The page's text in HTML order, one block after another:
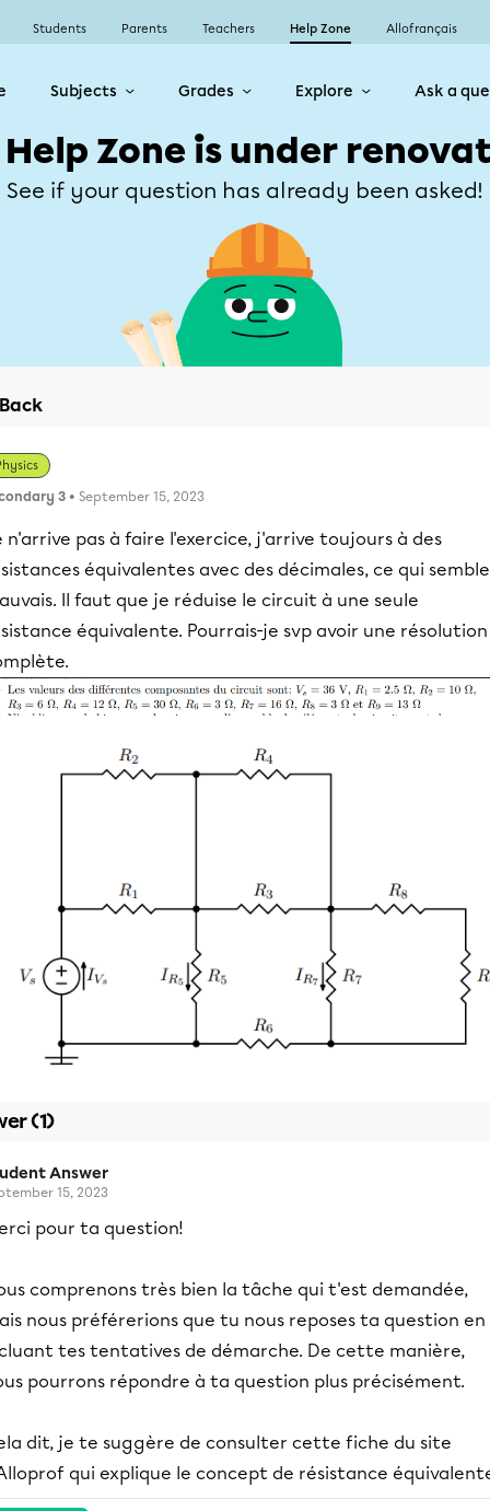
Students Parents Teachers Help Zone Allofrançais
Subjects Grades Explore Ask a
Help Zone is under
See if your question has already been asked!
Back
3 • September 15, 2023
n'arrive pas à faire l'exercice, j'arrive toujours à des
équivalentes avec des décimales, ce qui semble
Il faut que je réduise le circuit à une seule
équivalente. Pourrais-je svp avoir une résolution
(1)
Answer
15, 2023
pour ta question!
comprenons très bien la tâche qui t'est demandée,
nous préférerions que tu nous reposes ta question en
tes tentatives de démarche. De cette manière,
pourrons répondre à ta question plus précisément.
dit, je te suggère de consulter cette fiche du site
qui explique le concept de résistance